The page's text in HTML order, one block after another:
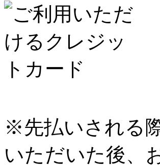
※先払いされる
いただいた後、